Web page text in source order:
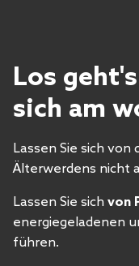
Los
sich am
Lassen Sie sich
Älterwerdens nicht
Lassen Sie sich von
energiegeladenen
führen.